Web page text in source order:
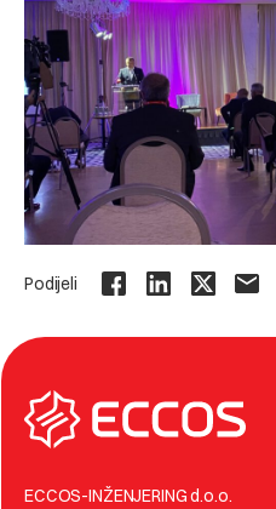
Podijeli
ECCOS-INŽENJERING d.o.o.